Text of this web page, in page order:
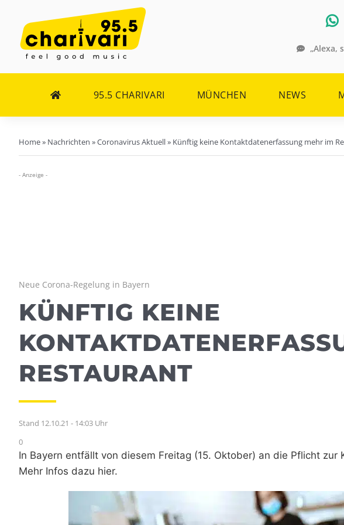
Inhalt
springen
„Alexa,
95.5 CHARIVARI MÜNCHEN NEWS
Home» Nachrichten »Coronavirus Aktuell» Künftig keine Kontaktdatenerfassung mehr im
- Anzeige -
Neue Corona-Regelung in Bayern
KÜNFTIG KEINE
RESTAURANT
Stand 12.10.21 - 14:03 Uhr
0
In Bayern entfällt von diesem Freitag (15. Oktober) an die Pflicht
Mehr Infos dazu hier.